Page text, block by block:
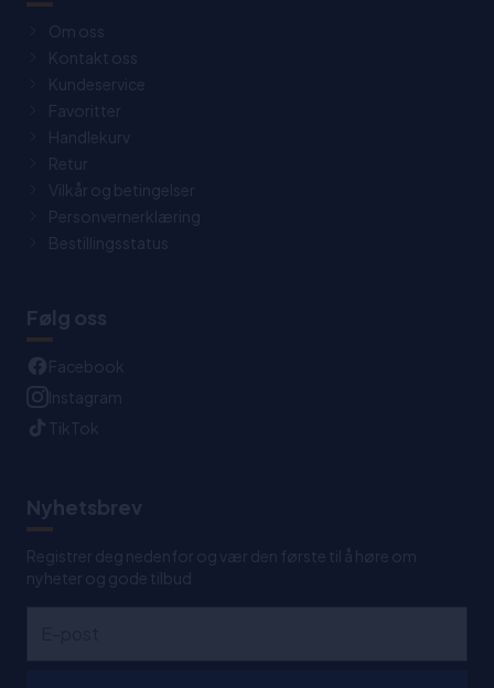
Om oss
Kontakt oss
Kundeservice
Favoritter
Handlekurv
Retur
Vilkår og betingelser
Personvernerklæring
Bestillingsstatus
Følg oss
Facebook
Instagram
TikTok
Nyhetsbrev
Registrer deg nedenfor og vær den første til å høre om
nyheter og gode tilbud